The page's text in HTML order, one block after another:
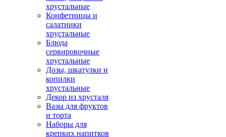
хрустальные
Конфетницы и
салатники
хрустальные
Блюда
сервировочные
хрустальные
Дозы, шкатулки и
копилки
хрустальные
Декор из хрусталя
Вазы для фруктов
и торта
Наборы для
крепких напитков